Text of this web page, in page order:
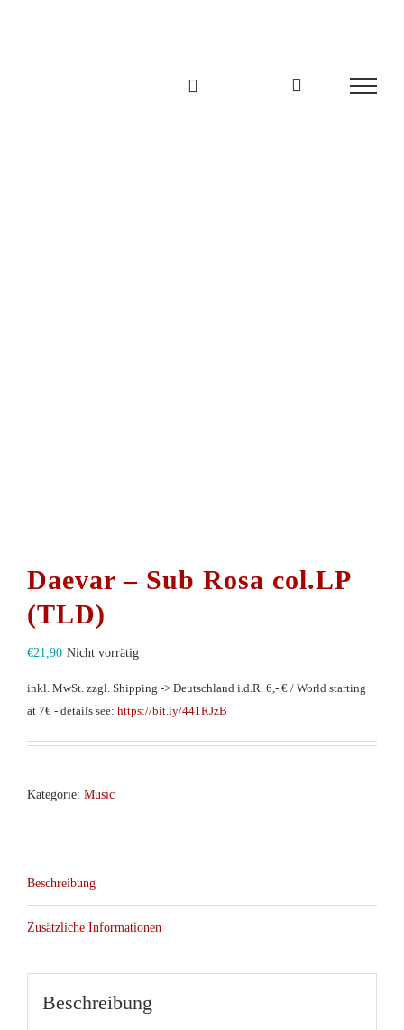
Daevar – Sub Rosa col.LP
(TLD)
€21,90 Nicht vorrätig
inkl. MwSt. zzgl. Shipping -> Deutschland i.d.R. 6,- € / World starting
at 7€ - details see: https://bit.ly/441RJzB
Kategorie: Music
Beschreibung
Zusätzliche Informationen
Beschreibung